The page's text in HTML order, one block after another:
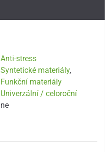
Anti-stress
Syntetické materiály,
Funkční materiály
Univerzální / celoroční
ne